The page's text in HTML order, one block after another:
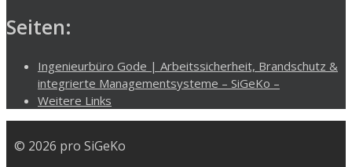
Seiten:
Ingenieurbüro Gode | Arbeitssicherheit, Brandschutz &
integrierte Managementsysteme – SiGeKo –
Weitere Links
© 2026 pro SiGeKo